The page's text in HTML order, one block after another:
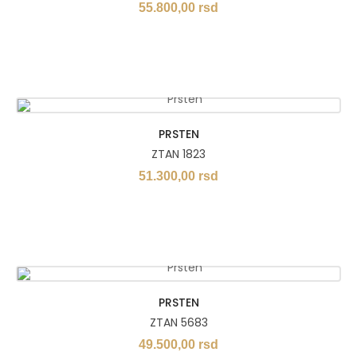
55.800,00 rsd
PRSTEN
ZTAN 1823
51.300,00 rsd
PRSTEN
ZTAN 5683
49.500,00 rsd